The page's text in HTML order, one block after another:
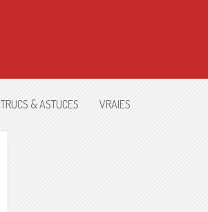
TRUCS & ASTUCES VRAIES